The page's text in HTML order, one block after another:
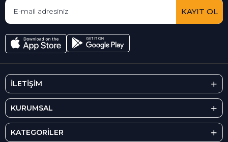
KAYIT OL
İLETİŞİM
KURUMSAL
KATEGORİLER